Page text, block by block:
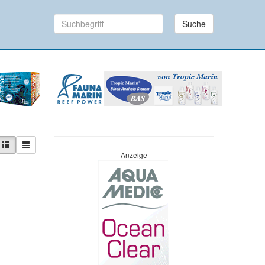
Suche
Anzeige